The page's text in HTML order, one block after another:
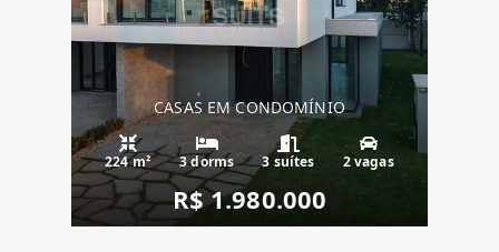
CASAS EM CONDOMÍNIO
224 m² 3 dorms 3 suítes 2 vagas
R$ 1.980.000